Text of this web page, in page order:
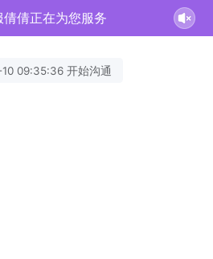
倩倩正在为您服务
09:35:36 开始沟通